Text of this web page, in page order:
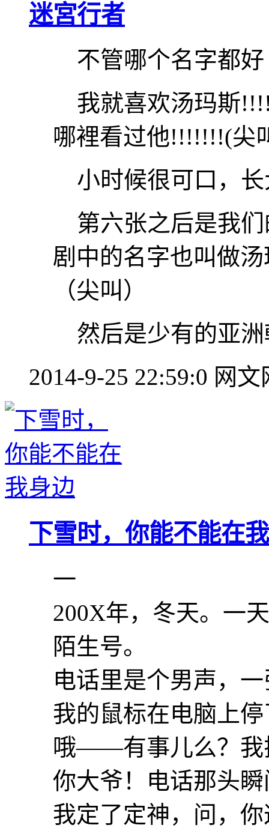
迷宮行者
不管哪个名字都好
我就喜欢汤玛斯
哪裡看过他!!!!!!!(尖
小时候很可口，长
第六张之后是我们
剧中的名字也叫做
（尖叫）
然后是少有的亚洲
2014-9-25 22:59:0 网文
下雪时，你能不能在
一
200X年，冬天。一
陌生号。
电话里是个男声，
我的鼠标在电脑上
哦——有事儿么？我
你大爷！电话那头
我定了定神，问，